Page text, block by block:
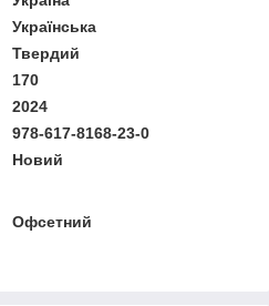
Українська
Твердий
170
2024
978-617-8168-23-0
Новий
Офсетний